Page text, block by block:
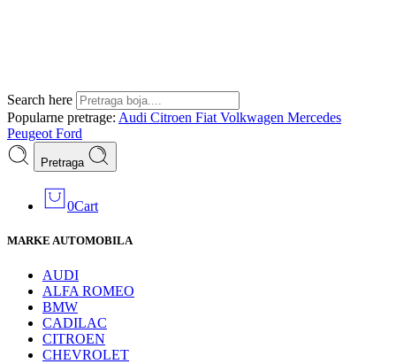
Search here
Popularne pretrage: Audi Citroen Fiat Volkwagen Mercedes
Peugeot Ford
Pretraga
0Cart
MARKE AUTOMOBILA
AUDI
ALFA ROMEO
BMW
CADILAC
CITROEN
CHEVROLET